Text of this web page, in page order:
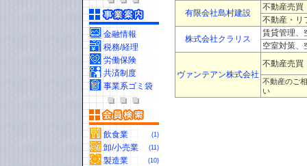
金融情報
税務/経理
労働保険
共済制度
事業系ゴミ袋
飲食業 (1)
卸/小売業 (11)
製造業 (10)
有限会社島村建設
不動産売買
不動産・リ
株式会社クラリス
賃貸管理、
空室対策、
ヴァンテアン株式会社
不動産売買
不動産のご
い